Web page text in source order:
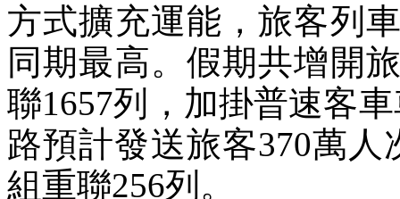
方式擴充運能，旅客列
同期最高。假期共增開
聯1657列，加掛普速客
路預計發送旅客370萬
組重聯256列。